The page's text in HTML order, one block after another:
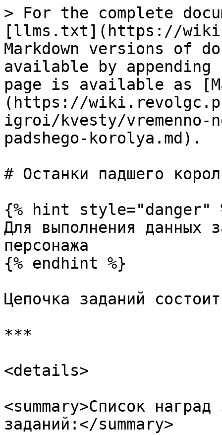
> For the complete
[llms.txt](https://
Markdown versions of
available by
page is available as
(https://
igroi/kvesty/vremenno-
padshego-korolya.md).
# Останки падшего
{% hint style="danger"
Для выполнения данных
персонажа
{% endhint %}
Цепочка заданий
***
<details>
<summary>Список
заданий:</summary>